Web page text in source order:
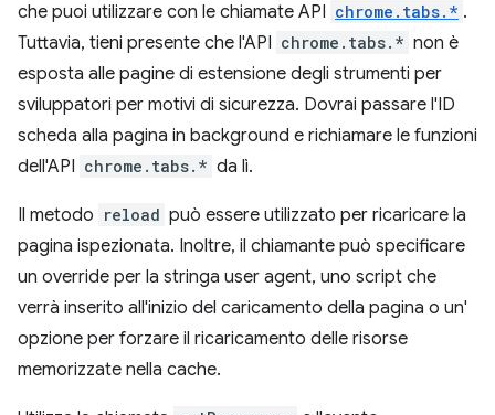
che puoi utilizzare con le chiamate API chrome.tabs.* .
Tuttavia, tieni presente che l'API chrome.tabs.* non è
esposta alle pagine di estensione degli strumenti per
sviluppatori per motivi di sicurezza. Dovrai passare l'ID
scheda alla pagina in background e richiamare le funzioni
dell'API chrome.tabs.* da lì.
Il metodo reload può essere utilizzato per ricaricare la
pagina ispezionata. Inoltre, il chiamante può specificare
un override per la stringa user agent, uno script che
verrà inserito all'inizio del caricamento della pagina o un'
opzione per forzare il ricaricamento delle risorse
memorizzate nella cache.